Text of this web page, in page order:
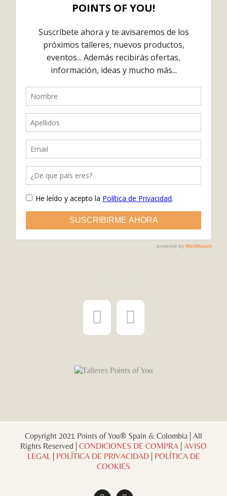
Copyright 2021 Points of You® Spain & Colombia | All
Rights Reserved | CONDICIONES DE COMPRA AVISO
LEGAL| POLÍTICA DE PRIVACIDAD| POLÍTICA DE
COOKIES